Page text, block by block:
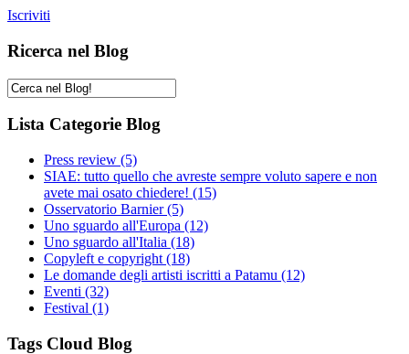
Iscriviti
Ricerca nel Blog
Lista Categorie Blog
Press review (5)
SIAE: tutto quello che avreste sempre voluto sapere e non
avete mai osato chiedere! (15)
Osservatorio Barnier(5)
Uno sguardo all'Europa (12)
Uno sguardo all'Italia (18)
Copyleft e copyright (18)
Le domande degli artisti iscritti a Patamu (12)
Eventi (32)
Festival (1)
Tags Cloud Blog